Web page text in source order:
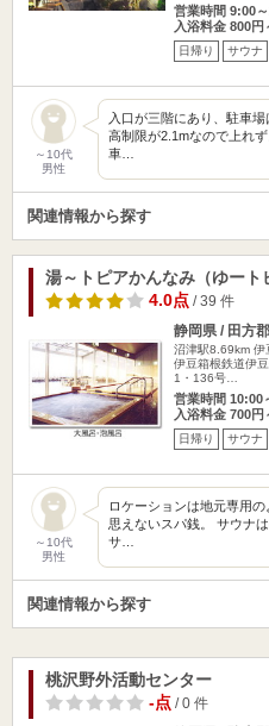
営業時間 9:00
入浴料金 800円
日帰り サウナ
～10代
男性
入口が三階にあり、駐車
高制限が2.1mなので上れ
車…
関連情報から探す
湯～トピアかんなみ（ゆート
4.0点/ 39 件
静岡県 / 田方
沼津駅8.69km 伊
伊豆箱根鉄道伊
1・136号…
営業時間 10:00
入浴料金 700円
日帰り サウナ
～10代
男性
ロケーションは地元専用
思えないスパ銭。 サウナ
サ…
関連情報から探す
桃沢野外活動センター
-点/ 0 件